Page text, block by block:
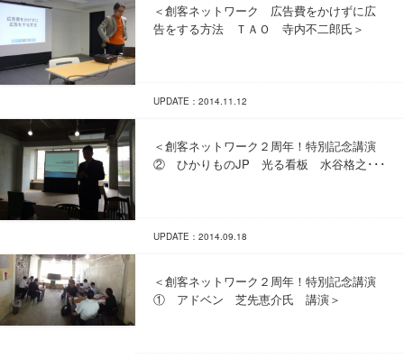
＜創客ネットワーク 広告費をかけずに広
告をする方法 ＴＡＯ 寺内不二郎氏＞
UPDATE：2014.11.12
＜創客ネットワーク２周年！特別記念講演
② ひかりものJP 光る看板 水谷格之･･･
UPDATE：2014.09.18
＜創客ネットワーク２周年！特別記念講演
① アドベン 芝先恵介氏 講演＞